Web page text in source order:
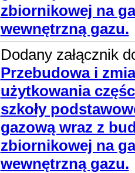
zbiornikowej na
wewnętrzną gazu.
Dodany załącznik
Przebudowa i
użytkowania
szkoły
gazową wraz z
zbiornikowej na
wewnętrzną gazu.